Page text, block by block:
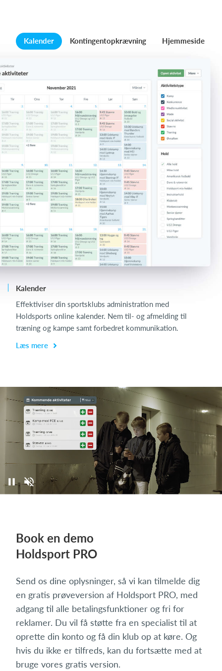
Kalender
Effektiviser din sportsklubs administration med
Holdsports online kalender. Nem til- og afmelding til
træning og kampe samt forbedret kommunikation.
Læs mere
Kalender Kontingentopkrævning Hjemmeside
Book en demo
Holdsport PRO
Send os dine oplysninger, så vi kan tilmelde dig
en gratis prøveversion af Holdsport PRO, med
adgang til alle betalingsfunktioner og fri for
reklamer. Du vil få støtte fra en specialist til at
oprette din konto og få din klub op at køre. Og
hvis du ikke er tilfreds, kan du fortsætte med at
bruge vores gratis version.